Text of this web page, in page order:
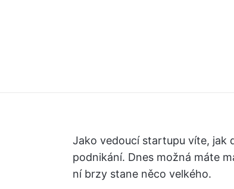
Jako vedoucí startupu víte, jak
podnikání. Dnes možná máte
ní brzy stane něco velkého.